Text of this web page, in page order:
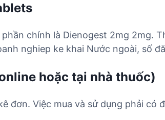
chính là Dienogest 2mg 2mg.
nghiep ke khai Nước ngoài, số
hoặc tại nhà thuốc)
đơn. Việc mua và sử dụng phải có